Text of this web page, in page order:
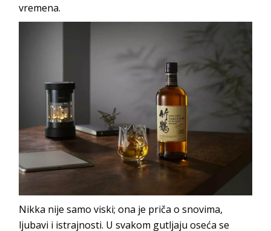
vremena.
Nikka nije samo viski; ona je priča o snovima,
ljubavi i istrajnosti. U svakom gutljaju oseća se